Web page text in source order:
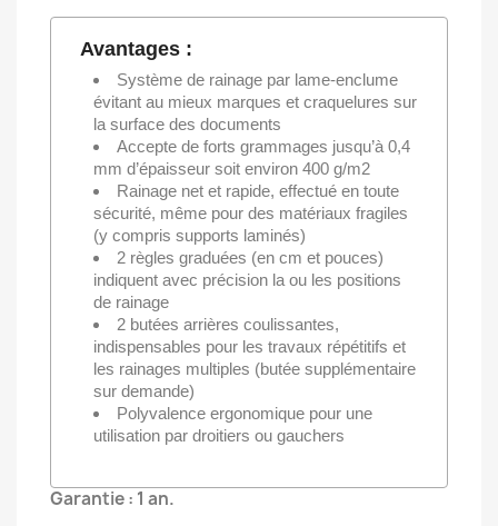
Avantages :
Système de rainage par lame-enclume
évitant au mieux marques et craquelures sur
la surface des documents
Accepte de forts grammages jusqu’à 0,4
mm d’épaisseur soit environ 400 g/m2
Rainage net et rapide, effectué en toute
sécurité, même pour des matériaux fragiles
(y compris supports laminés)
2 règles graduées (en cm et pouces)
indiquent avec précision la ou les positions
de rainage
2 butées arrières coulissantes,
indispensables pour les travaux répétitifs et
les rainages multiples (butée supplémentaire
sur demande)
Polyvalence ergonomique pour une
utilisation par droitiers ou gauchers
Garantie : 1 an.